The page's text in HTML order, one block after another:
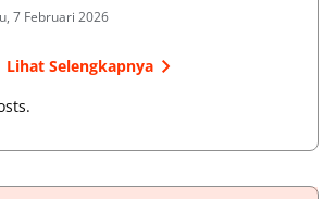
7 Februari 2026
Lihat Selengkapnya